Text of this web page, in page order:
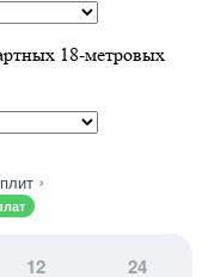
18-метровых
›
12 24